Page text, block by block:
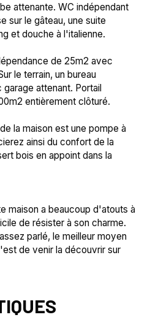
attenante. WC indépendant
sur le gâteau, une suite
et douche à l'italienne.
de 25m2 avec
le terrain, un bureau
attenant. Portail
entièrement clôturé.
la maison est une pompe à
ainsi du confort de la
bois en appoint dans la
maison a beaucoup d'atouts à
de résister à son charme.
parlé, le meilleur moyen
de venir la découvrir sur